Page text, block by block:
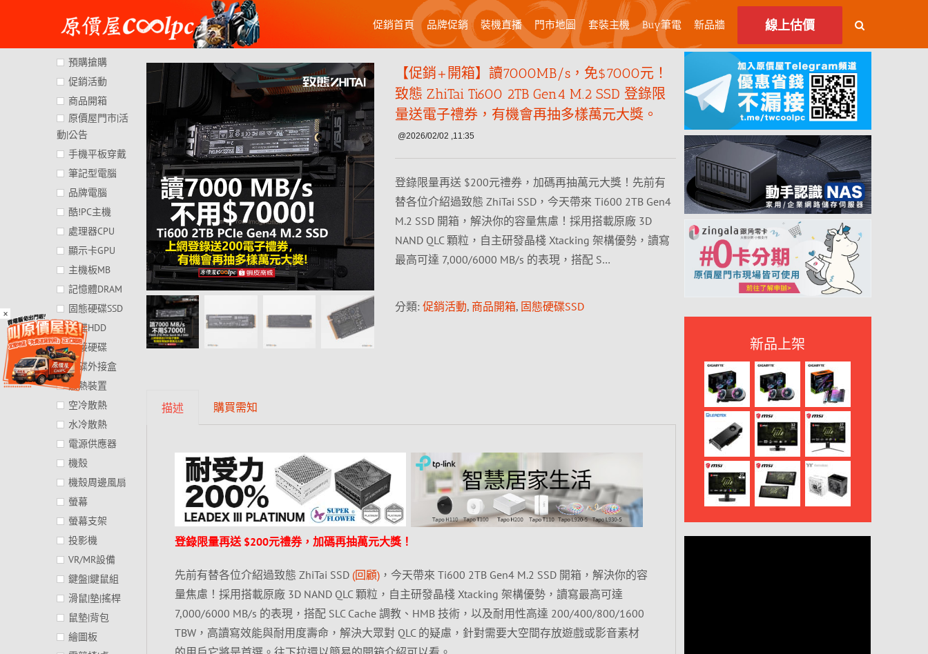
×
content
促銷首頁 品牌促銷 裝機直播 門市地圖 套裝主機 Buy筆電 新品牆 線上估價
【促銷+開箱】讀7000MB/s，免$7000元！
致態 ZhiTai Ti600 2TB Gen4 M.2 SSD 登錄限
量送電子禮券，有機會再抽多樣萬元大獎。
@2026/02/02 ,11:35
登錄限量再送 $200元禮券，加碼再抽萬元大獎！先前有
替各位介紹過致態 ZhiTai SSD，今天帶來 Ti600 2TB Gen4
M.2 SSD 開箱，解決你的容量焦慮！採用搭載原廠 3D
NAND QLC 顆粒，自主研發晶棧 Xtacking 架構優勢，讀寫
最高可達 7,000/6000 MB/s 的表現，搭配 S…
分類: 促銷活動, 商品開箱, 固態硬碟SSD
描述 購買需知
登錄限量再送 $200元禮券，加碼再抽萬元大獎！
先前有替各位介紹過致態 ZhiTai SSD (回顧)，今天帶來 Ti600 2TB Gen4 M.2 SSD 開箱，解決你的容
量焦慮！採用搭載原廠 3D NAND QLC 顆粒，自主研發晶棧 Xtacking 架構優勢，讀寫最高可達
7,000/6000 MB/s 的表現，搭配 SLC Cache 調教、HMB 技術，以及耐用性高達 200/400/800/1600
TBW，高讀寫效能與耐用度壽命，解決大眾對 QLC 的疑慮，針對需要大空間存放遊戲或影音素材
預購搶購
促銷活動
商品開箱
原價屋門市|活
動|公告
手機平板穿戴
筆記型電腦
品牌電腦
酷!PC主機
處理器CPU
顯示卡GPU
主機板MB
記憶體DRAM
固態硬碟SSD
硬碟HDD
外接硬碟
硬碟外接盒
散熱裝置
空冷散熱
水冷散熱
電源供應器
機殼
機殼周邊風扇
螢幕
螢幕支架
投影機
VR/MR設備
鍵盤|鍵鼠組
滑鼠|墊|搖桿
鼠墊|背包
繪圖板
新品上架